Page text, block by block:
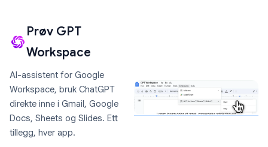
Prøv GPT
Workspace
AI-assistent for Google
Workspace, bruk ChatGPT
direkte inne i Gmail, Google
Docs, Sheets og Slides. Ett
tillegg, hver app.